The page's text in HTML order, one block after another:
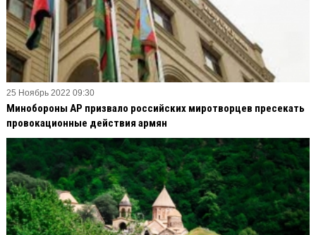
25 Ноябрь 2022 09:30
Минобороны АР призвало российских миротворцев пресекать
провокационные действия армян